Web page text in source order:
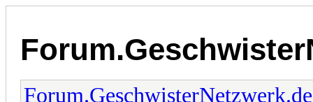
Forum.GeschwisterNetzwerk.de